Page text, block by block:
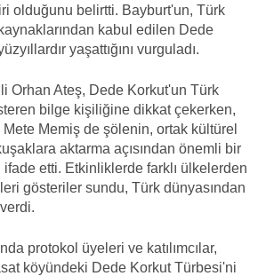
olduğunu belirtti. Bayburt'un, Türk
kabul edilen Dede
yaşattığını vurguladı.
Orhan Ateş, Dede Korkut'un Türk
bilge kişiliğine dikkat çekerken,
Mete Memiş de şölenin, ortak kültürel
aktarma açısından önemli bir
etti. Etkinliklerde farklı ülkelerden
gösteriler sundu, Türk dünyasından
protokol üyeleri ve katılımcılar,
köyündeki Dede Korkut Türbesi'ni